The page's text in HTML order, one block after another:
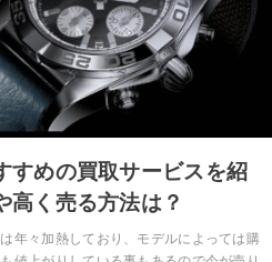
すめの買取サービスを紹
高く売る方法は？
年々加熱しており、モデルによっては購